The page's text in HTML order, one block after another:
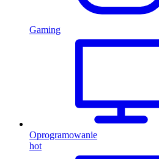
Gaming
Oprogramowanie
hot